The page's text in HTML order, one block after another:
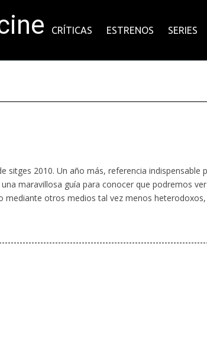
CRÍTICAS ESTRENOS SERIES
sitges 2010. Un año más, referencia indispensable
maravillosa guía para conocer que podremos
mediante otros medios tal vez menos heterodoxos,